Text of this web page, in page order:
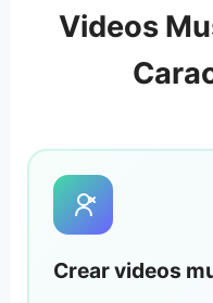
Videos
Crear videos